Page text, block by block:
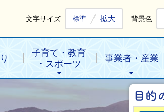
文字サイズ 標準 拡大 背景色
子育て・教育
・スポーツ
事業者・産業